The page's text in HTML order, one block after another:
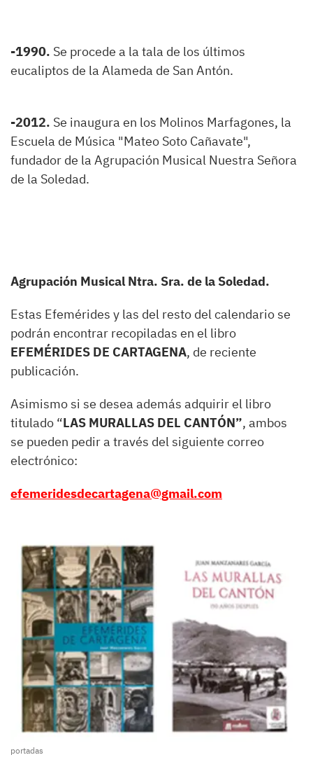
-1990. Se procede a la tala de los últimos
eucaliptos de la Alameda de San Antón.
-2012. Se inaugura en los Molinos Marfagones, la
Escuela de Música "Mateo Soto Cañavate",
fundador de la Agrupación Musical Nuestra Señora
de la Soledad.
Agrupación Musical Ntra. Sra. de la Soledad.
Estas Efemérides y las del resto del calendario se
podrán encontrar recopiladas en el libro
EFEMÉRIDES DE CARTAGENA, de reciente
publicación.
Asimismo si se desea además adquirir el libro
titulado “LAS MURALLAS DEL CANTÓN”, ambos
se pueden pedir a través del siguiente correo
electrónico:
efemeridesdecartagena@gmail.com
portadas